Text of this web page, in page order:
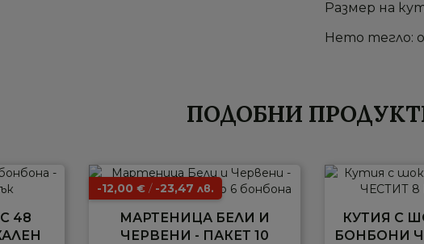
Размер на
Нето тегло:
ПОДОБНИ
48
-12,00 € /-23,47 лв.
МАРТЕНИЦА БЕЛИ И
ЧЕРВЕНИ - ПАКЕТ 10
КУТИЯ С
БОНБОНИ